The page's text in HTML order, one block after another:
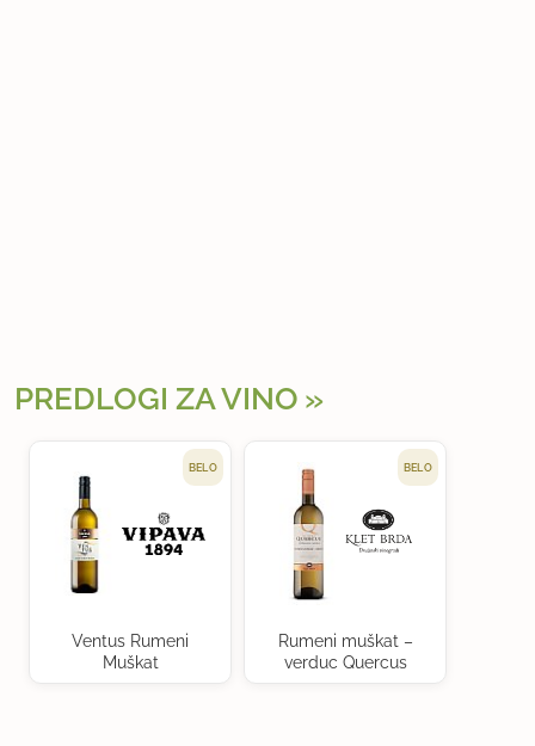
PREDLOGI ZA VINO
BELO
Ventus Rumeni
Muškat
BELO
Rumeni muškat –
verduc Quercus